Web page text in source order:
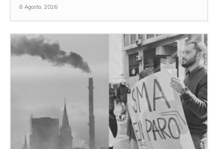
8 Agosto, 2026